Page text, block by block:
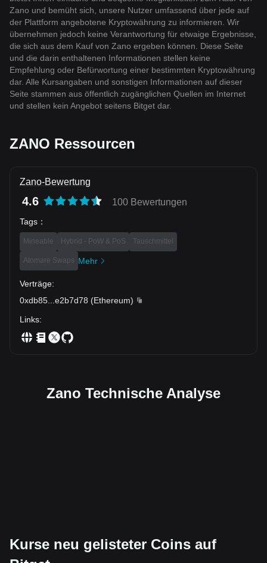
Zano und bemüht sich, unsere Nutzer umfassend über jede auf
der Plattform angebotene Kryptowährung zu informieren. Wir
übernehmen jedoch keine Verantwortung für etwaige Ergebnisse,
die sich aus dem Kauf von Zano ergeben können. Diese Seite
und die darin enthaltenen Informationen stellen keine
Empfehlung oder Befürwortung einer bestimmten Kryptowährung
dar. Alle Kursangaben und sonstigen Informationen auf dieser
Seite stammen aus öffentlich zugänglichen Quellen im Internet
und stellen kein Angebot seitens Bitget dar.
ZANO Ressourcen
Zano-Bewertung
4.6 100 Bewertungen
Tags ：
Mineable Hybrid - PoW & PoS Tauschmittel
Atomare Swaps Mehr
Verträge:
0xdb85
e2b7d78 (Ethereum)
Links:
Zano Technische Analyse
Kurse neu gelisteter Coins auf